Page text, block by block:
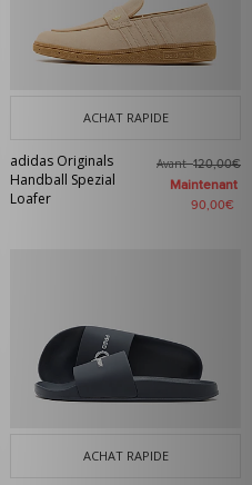
ACHAT RAPIDE
adidas Originals
Handball Spezial
Loafer
Avant120,00€
Maintenant
90,00€
ACHAT RAPIDE